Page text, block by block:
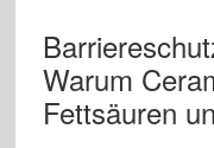
Warum
Fettsäuren